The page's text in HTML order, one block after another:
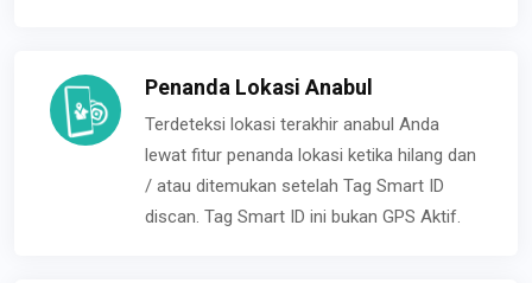
Penanda Lokasi Anabul
Terdeteksi lokasi terakhir anabul Anda
lewat fitur penanda lokasi ketika hilang dan
/ atau ditemukan setelah Tag Smart ID
discan. Tag Smart ID ini bukan GPS Aktif.